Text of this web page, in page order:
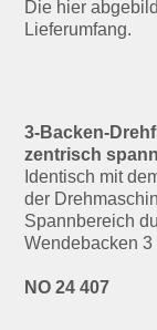
Die hier
Lieferumfang.
3-Backen-
zentrisch
Identisch mit
der
Spannbereich
Wendebacken 3
NO 24 407